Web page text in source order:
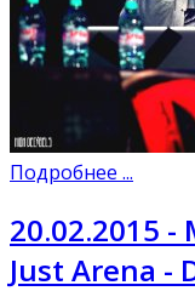
Подробнее ...
20.02.2015 -
Just Arena -